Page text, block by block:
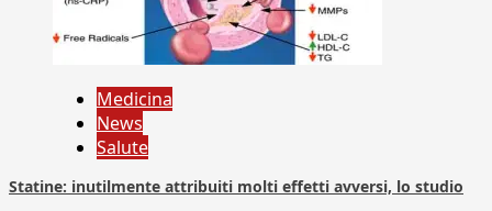
Medicina
News
Salute
Statine: inutilmente attribuiti molti effetti avversi, lo studio